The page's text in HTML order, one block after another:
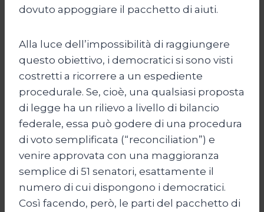
dovuto appoggiare il pacchetto di aiuti.
Alla luce dell’impossibilità di raggiungere
questo obiettivo, i democratici si sono visti
costretti a ricorrere a un espediente
procedurale. Se, cioè, una qualsiasi proposta
di legge ha un rilievo a livello di bilancio
federale, essa può godere di una procedura
di voto semplificata (“reconciliation”) e
venire approvata con una maggioranza
semplice di 51 senatori, esattamente il
numero di cui dispongono i democratici.
Così facendo, però, le parti del pacchetto di